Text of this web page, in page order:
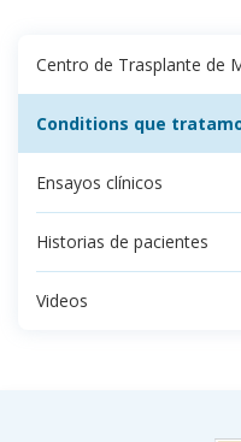
Centro de Trasplante de
Conditions que
Ensayos clínicos
Historias de pacientes
Videos